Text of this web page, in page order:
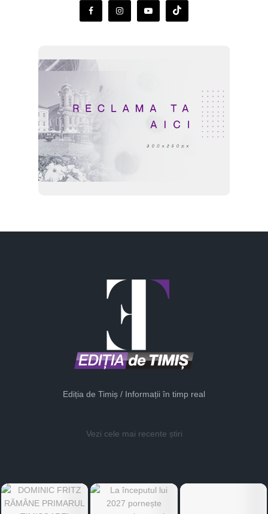
Ediția de Timiș / Informații în timp real
Vezi cele mai recente știri